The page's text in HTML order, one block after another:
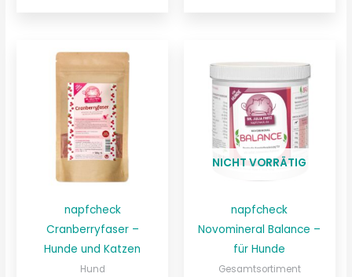
napfcheck
Cranberryfaser –
Hunde und Katzen
Hund
NICHT VORRÄTIG
napfcheck
Novomineral Balance –
für Hunde
Gesamtsortiment